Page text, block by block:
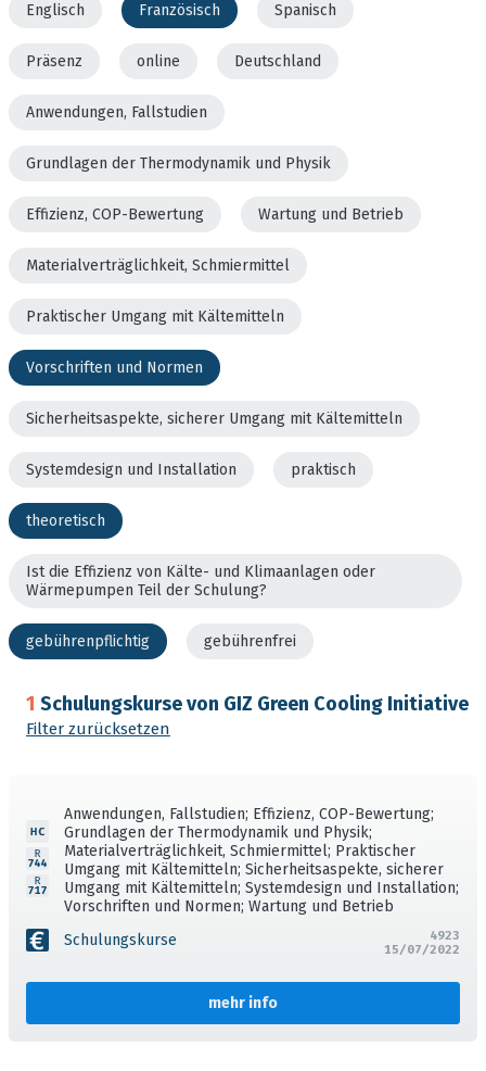
Englisch Französisch Spanisch
Präsenz online Deutschland
Anwendungen, Fallstudien
Grundlagen der Thermodynamik und Physik
Effizienz, COP-Bewertung Wartung und Betrieb
Materialverträglichkeit, Schmiermittel
Praktischer Umgang mit Kältemitteln
Vorschriften und Normen
Sicherheitsaspekte, sicherer Umgang mit Kältemitteln
Systemdesign und Installation praktisch
theoretisch
Ist die Effizienz von Kälte- und Klimaanlagen oder
Wärmepumpen Teil der Schulung?
gebührenpflichtig gebührenfrei
1 Schulungskurse von GIZ Green Cooling Initiative
Filter zurücksetzen
Anwendungen, Fallstudien; Effizienz, COP-Bewertung;
Grundlagen der Thermodynamik und Physik;
Materialverträglichkeit, Schmiermittel; Praktischer
Umgang mit Kältemitteln; Sicherheitsaspekte, sicherer
Umgang mit Kältemitteln; Systemdesign und Installation;
Vorschriften und Normen; Wartung und Betrieb
Schulungskurse
mehr info
4923
15/07/2022